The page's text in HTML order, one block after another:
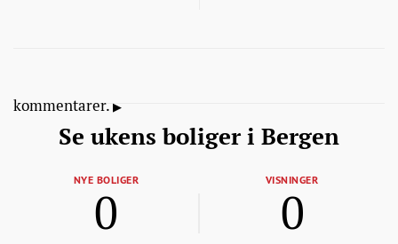
kommentarer.
Se ukens boliger i Bergen
NYE BOLIGER
0
VISNINGER
0